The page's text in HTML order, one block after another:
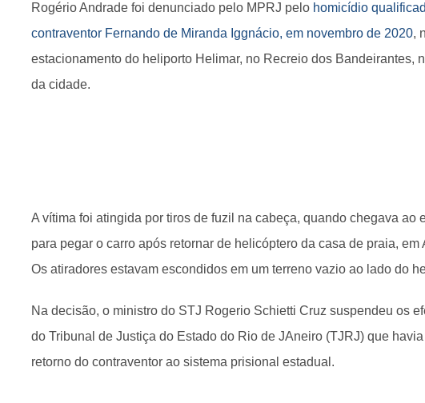
Rogério Andrade foi denunciado pelo MPRJ pelo homicídio
contraventor Fernando de Miranda Iggnácio, em novembro de 2020,
estacionamento do heliporto Helimar, no Recreio dos Bandeirantes,
da cidade.
A vítima foi atingida por tiros de fuzil na cabeça, quando chegava ao
para pegar o carro após retornar de helicóptero da casa de praia, em
Os atiradores estavam escondidos em um terreno vazio ao lado do
Na decisão, o ministro do STJ Rogerio Schietti Cruz suspendeu os
do Tribunal de Justiça do Estado do Rio de JAneiro (TJRJ) que
retorno do contraventor ao sistema prisional estadual.